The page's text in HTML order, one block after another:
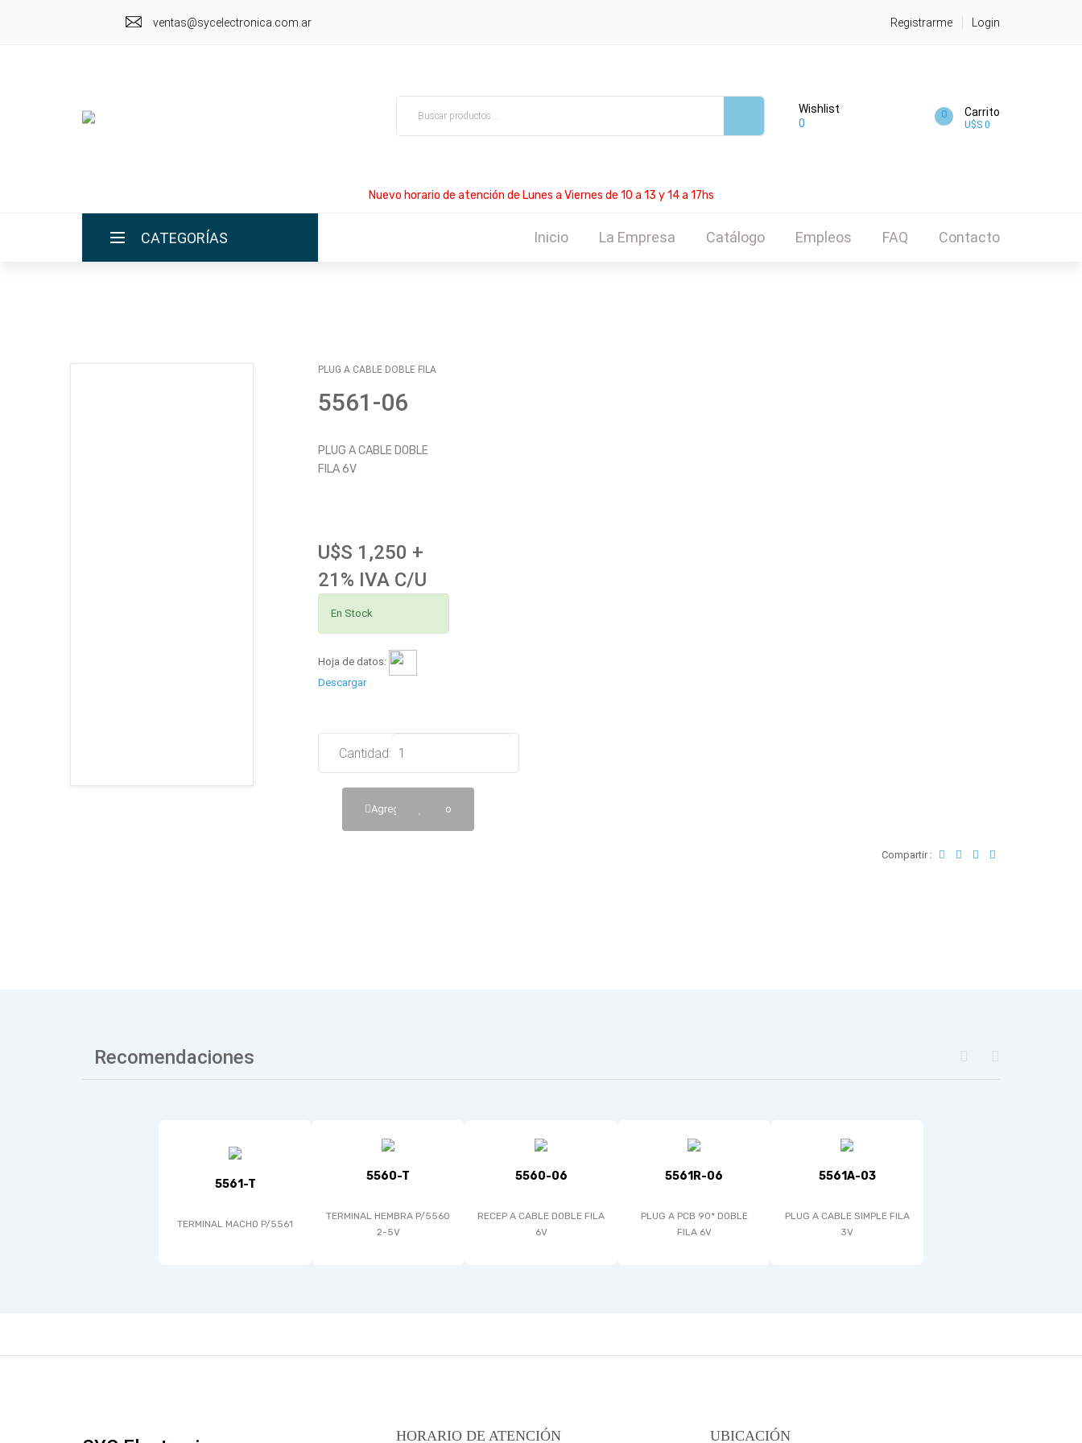
ventas@sycelectronica.com.ar Registrarme Login
Wishlist
0
0 Carrito
U$S 0
Nuevo horario de atención de Lunes a Viernes de 10 a 13 y 14 a 17hs
CATEGORÍAS Inicio La Empresa Catálogo Empleos FAQ Contacto
PLUG A CABLE DOBLE FILA
5561-06
PLUG A CABLE DOBLE
FILA 6V
U$S 1,250 +
21% IVA C/U
En Stock
Hoja de datos:
Descargar
Cantidad:
Agregar al Carrito
Compartir :
Recomendaciones
5561-T
TERMINAL MACHO P/5561
5560-T
TERMINAL HEMBRA P/5560
2-5V
5560-06
RECEP A CABLE DOBLE FILA
6V
5561R-06
PLUG A PCB 90* DOBLE
FILA 6V
5561A-03
PLUG A CABLE SIMPLE FILA
3V
HORARIO DE ATENCIÓN UBICACIÓN